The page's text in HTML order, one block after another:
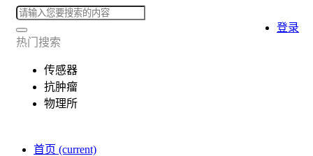
热门搜索
传感器
抗肿瘤
物理所
首页 (current)
登录